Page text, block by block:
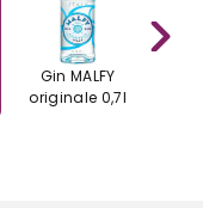
Gin MALFY
originale 0,7l